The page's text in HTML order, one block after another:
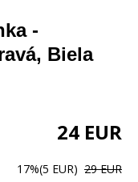
-
Biela
24 EUR
17%(5 EUR) 29 EUR